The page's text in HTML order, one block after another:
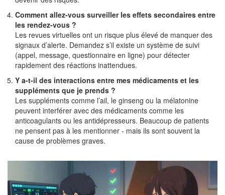
Comment allez-vous surveiller les effets secondaires entre
les rendez-vous ?
Les revues virtuelles ont un risque plus élevé de manquer des
signaux d’alerte. Demandez s’il existe un système de suivi
(appel, message, questionnaire en ligne) pour détecter
rapidement des réactions inattendues.
Y a-t-il des interactions entre mes médicaments et les
suppléments que je prends ?
Les suppléments comme l’ail, le ginseng ou la mélatonine
peuvent interférer avec des médicaments comme les
anticoagulants ou les antidépresseurs. Beaucoup de patients
ne pensent pas à les mentionner - mais ils sont souvent la
cause de problèmes graves.